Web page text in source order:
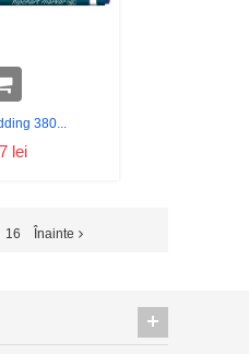
380...
lei
16 Înainte